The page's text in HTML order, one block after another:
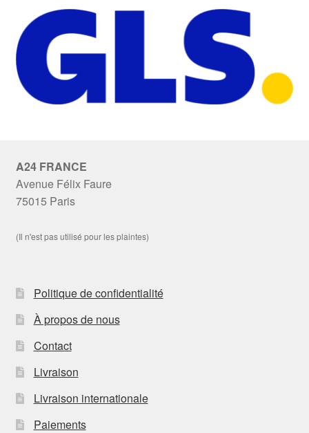
A24 FRANCE
Avenue Félix Faure
75015 Paris
(Il n'est pas utilisé pour les plaintes)
Politique de confidentialité
À propos de nous
Contact
Livraison
Livraison internationale
Paiements